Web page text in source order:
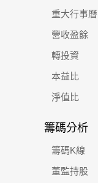
重大行事曆
營收盈餘
轉投資
本益比
淨值比
籌碼分析
籌碼K線
董監持股